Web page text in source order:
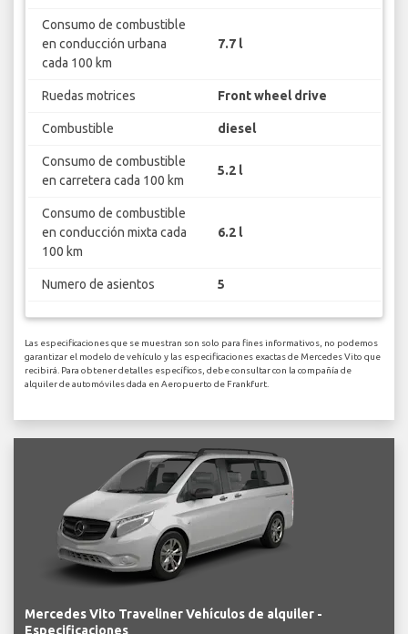
Consumo de combustible
en conducción urbana
cada 100 km
7.7 l
Ruedas motrices Front wheel drive
Combustible diesel
Consumo de combustible
en carretera cada 100 km
5.2 l
Consumo de combustible
en conducción mixta cada
100 km
6.2 l
Numero de asientos 5
Las especificaciones que se muestran son solo para fines informativos, no podemos
garantizar el modelo de vehículo y las especificaciones exactas de Mercedes Vito que
recibirá. Para obtener detalles específicos, debe consultar con la compañía de
alquiler de automóviles dada en Aeropuerto de Frankfurt.
Mercedes Vito Traveliner Vehículos de alquiler -
Especificaciones